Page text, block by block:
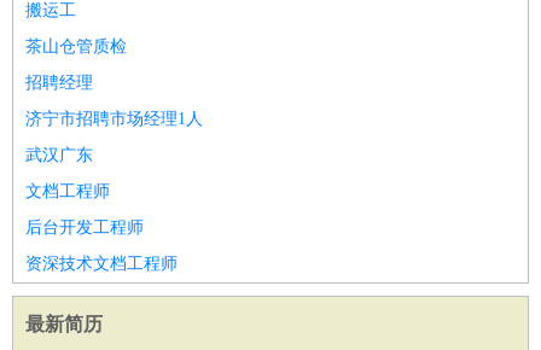
搬运工
茶山仓管质检
招聘经理
济宁市招聘市场经理1人
武汉广东
文档工程师
后台开发工程师
资深技术文档工程师
最新简历